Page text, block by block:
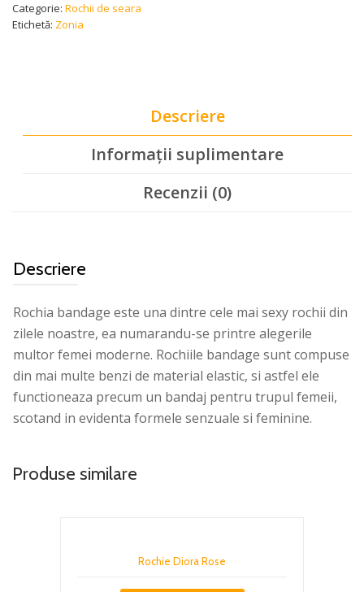
Categorie: Rochii de seara
Etichetă: Zonia
Descriere
Informații suplimentare
Recenzii (0)
Descriere
Rochia bandage este una dintre cele mai sexy rochii din
zilele noastre, ea numarandu-se printre alegerile
multor femei moderne. Rochiile bandage sunt compuse
din mai multe benzi de material elastic, si astfel ele
functioneaza precum un bandaj pentru trupul femeii,
scotand in evidenta formele senzuale si feminine.
Produse similare
Rochie Diora Rose